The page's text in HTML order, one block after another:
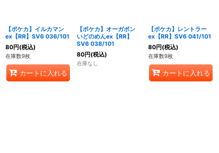
【ポケカ】イルカマン
ex【RR】SV6 036/101
80円(税込)
在庫数9枚
カートに入れる
【ポケカ】オーガポン
いどのめんex【RR】
SV6 038/101
80円(税込)
在庫なし
【ポケカ】レントラー
ex【RR】SV6 041/101
80円(税込)
在庫数9枚
カートに入れる